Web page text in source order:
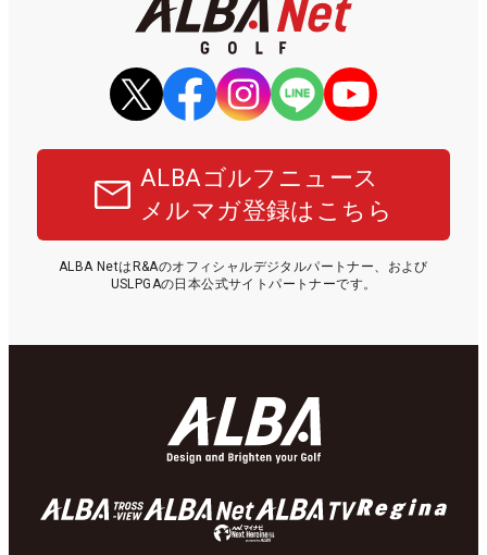
ALBAゴルフニュース
メルマガ登録はこちら
ALBA NetはR&Aのオフィシャルデジタルパートナー、および
USLPGAの日本公式サイトパートナーです。